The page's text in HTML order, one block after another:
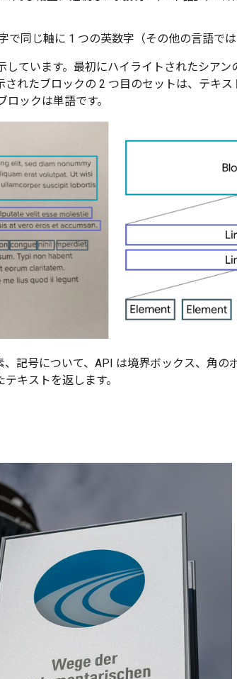
で同じ軸に 1 つの英数字（その他の言語では
ています。最初にハイライトされたシアン
れたブロックの 2 つ目のセットは、テキス
ックは単語です。
記号について、API は境界ボックス、角の
キストを返します。